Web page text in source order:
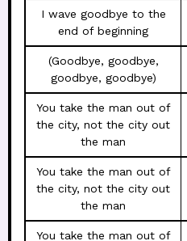
I wave goodbye to the
end of beginning
(Goodbye, goodbye,
goodbye, goodbye)
You take the man out of
the city, not the city out
the man
You take the man out of
the city, not the city out
the man
You take the man out of